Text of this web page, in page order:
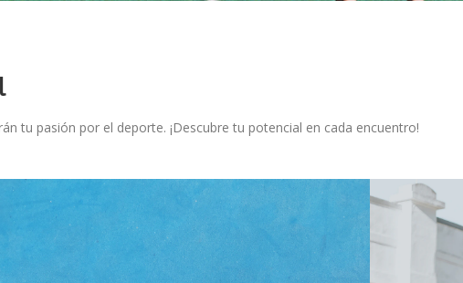
tu pasión por el deporte. ¡Descubre tu potencial en cada encuentro!